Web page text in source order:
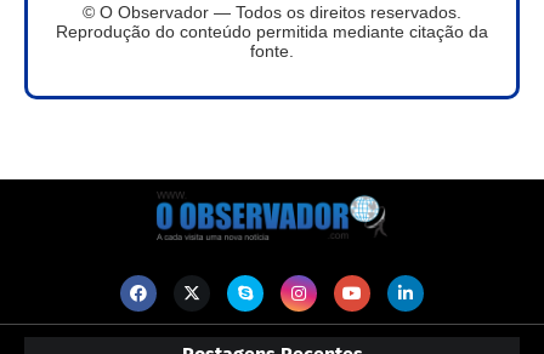
© O Observador — Todos os direitos reservados.
Reprodução do conteúdo permitida mediante citação da
fonte.